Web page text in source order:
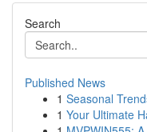
Search
Published News
1 Seasonal
1 Your Ultimate